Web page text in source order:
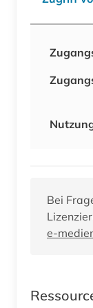
Bei
e-